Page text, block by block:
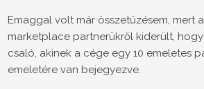
Emaggal volt már összetűzésem, mert
marketplace partnerükről kiderült,
csaló, akinek a cége egy 10 emeletes
emeletére van bejegyezve.